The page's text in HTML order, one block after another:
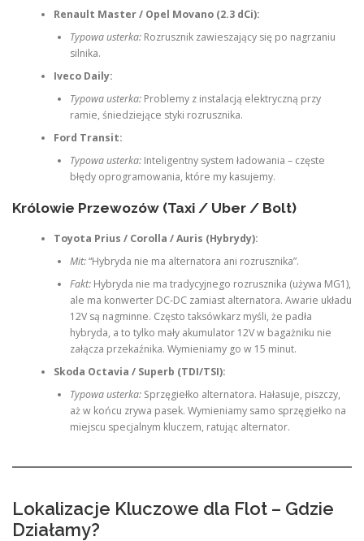
Renault Master / Opel Movano (2.3 dCi):
Typowa usterka:Rozrusznik zawieszający się po nagrzaniu
silnika.
Iveco Daily:
Typowa usterka:Problemy z instalacją elektryczną przy
ramie, śniedziejące styki rozrusznika.
Ford Transit:
Typowa usterka:Inteligentny system ładowania – częste
błędy oprogramowania, które my kasujemy.
Królowie Przewozów (Taxi / Uber / Bolt)
Toyota Prius / Corolla / Auris (Hybrydy):
Mit:“Hybryda nie ma alternatora ani rozrusznika”.
Fakt:Hybryda nie ma tradycyjnego rozrusznika (używa MG1),
ale ma konwerter DC-DC zamiast alternatora. Awarie układu
12V są nagminne. Często taksówkarz myśli, że padła
hybryda, a to tylko mały akumulator 12V w bagażniku nie
załącza przekaźnika. Wymieniamy go w 15 minut.
Skoda Octavia / Superb (TDI/TSI):
Typowa usterka:Sprzęgiełko alternatora. Hałasuje, piszczy,
aż w końcu zrywa pasek. Wymieniamy samo sprzęgiełko na
miejscu specjalnym kluczem, ratując alternator.
Lokalizacje Kluczowe dla Flot – Gdzie
Działamy?